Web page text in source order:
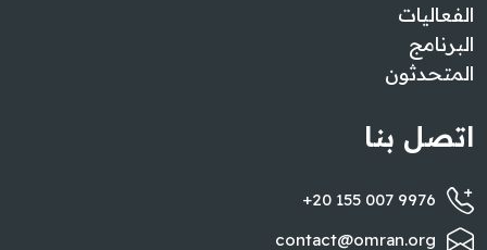
الفعاليات
البرنامج
المتحدثون
اتصل بنا
+20 155 007 9976
contact@omran.org